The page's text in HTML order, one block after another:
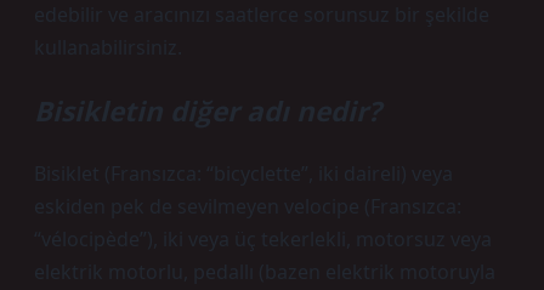
edebilir ve aracınızı saatlerce sorunsuz bir şekilde
kullanabilirsiniz.
Bisikletin diğer adı nedir?
Bisiklet (Fransızca: “bicyclette”, iki daireli) veya
eskiden pek de sevilmeyen velocipe (Fransızca:
“vélocipède”), iki veya üç tekerlekli, motorsuz veya
elektrik motorlu, pedallı (bazen elektrik motoruyla